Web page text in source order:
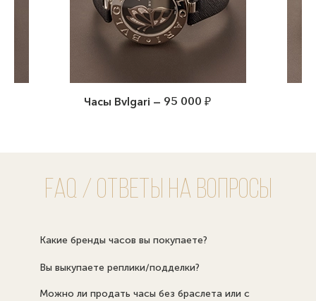
Rolex Datejust — 950 000 ₽
FAQ / Ответы на вопросы
Какие бренды часов вы покупаете?
Вы выкупаете реплики/подделки?
Можно ли продать часы без браслета или с